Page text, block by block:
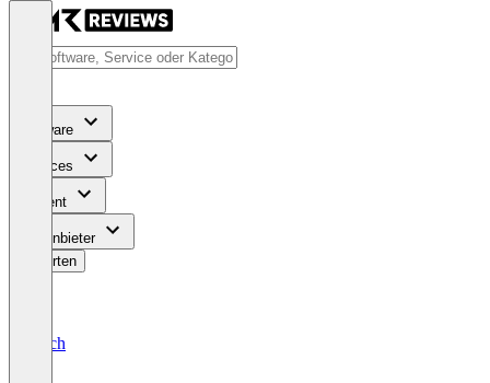
Software
Services
Content
Für Anbieter
Bewerten
Deutsch